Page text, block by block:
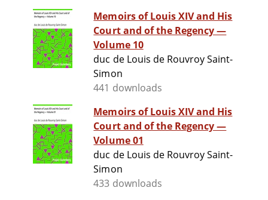
Memoirs of Louis XIV and His
Court and of the Regency —
Volume 10
duc de Louis de Rouvroy Saint-
Simon
441 downloads
Memoirs of Louis XIV and His
Court and of the Regency —
Volume 01
duc de Louis de Rouvroy Saint-
Simon
433 downloads